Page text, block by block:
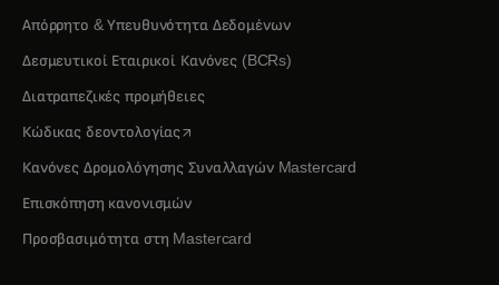
Απόρρητο & Υπευθυνότητα Δεδομένων
Δεσμευτικοί Εταιρικοί Κανόνες (BCRs)
Διατραπεζικές προμήθειες
Κώδικας δεοντολογίαςopens in a new tab
Κανόνες Δρομολόγησης Συναλλαγών Mastercard
Επισκόπηση κανονισμών
Προσβασιμότητα στη Mastercard